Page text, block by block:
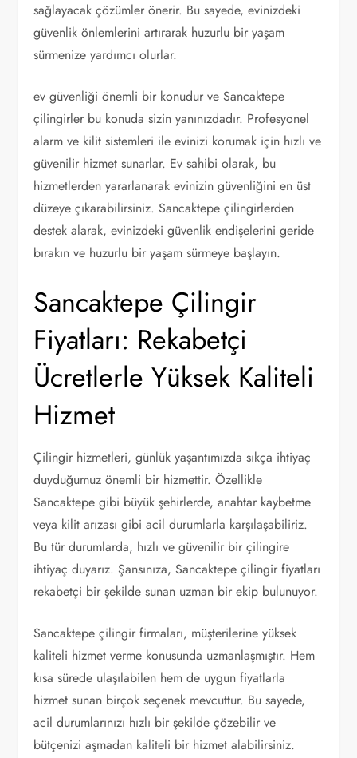
sağlayacak çözümler önerir. Bu sayede, evinizdeki
güvenlik önlemlerini artırarak huzurlu bir yaşam
sürmenize yardımcı olurlar.
ev güvenliği önemli bir konudur ve Sancaktepe
çilingirler bu konuda sizin yanınızdadır. Profesyonel
alarm ve kilit sistemleri ile evinizi korumak için hızlı ve
güvenilir hizmet sunarlar. Ev sahibi olarak, bu
hizmetlerden yararlanarak evinizin güvenliğini en üst
düzeye çıkarabilirsiniz. Sancaktepe çilingirlerden
destek alarak, evinizdeki güvenlik endişelerini geride
bırakın ve huzurlu bir yaşam sürmeye başlayın.
Sancaktepe Çilingir
Fiyatları: Rekabetçi
Ücretlerle Yüksek Kaliteli
Hizmet
Çilingir hizmetleri, günlük yaşantımızda sıkça ihtiyaç
duyduğumuz önemli bir hizmettir. Özellikle
Sancaktepe gibi büyük şehirlerde, anahtar kaybetme
veya kilit arızası gibi acil durumlarla karşılaşabiliriz.
Bu tür durumlarda, hızlı ve güvenilir bir çilingire
ihtiyaç duyarız. Şansınıza, Sancaktepe çilingir fiyatları
rekabetçi bir şekilde sunan uzman bir ekip bulunuyor.
Sancaktepe çilingir firmaları, müşterilerine yüksek
kaliteli hizmet verme konusunda uzmanlaşmıştır. Hem
kısa sürede ulaşılabilen hem de uygun fiyatlarla
hizmet sunan birçok seçenek mevcuttur. Bu sayede,
acil durumlarınızı hızlı bir şekilde çözebilir ve
bütçenizi aşmadan kaliteli bir hizmet alabilirsiniz.